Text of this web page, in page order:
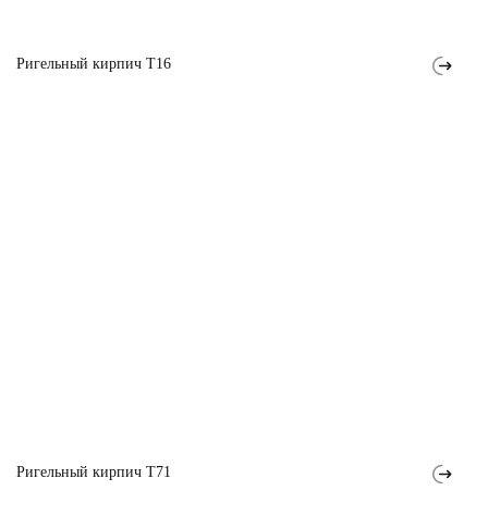
Ригельный кирпич T16
Ригельный кирпич T71